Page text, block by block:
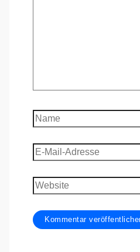
Name
E-
Mail-
Adresse
Website